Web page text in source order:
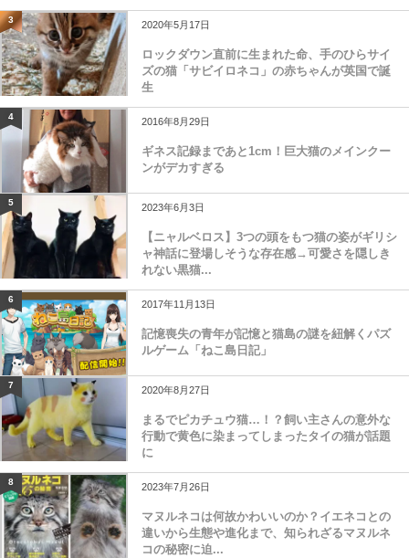
3 2020年5月17日
ロックダウン直前に生まれた命、手のひらサイ
ズの猫「サビイロネコ」の赤ちゃんが英国で誕
生
4 2016年8月29日
ギネス記録まであと1cm！巨大猫のメインクー
ンがデカすぎる
5 2023年6月3日
【ニャルベロス】3つの頭をもつ猫の姿がギリシ
ャ神話に登場しそうな存在感→可愛さを隠しき
れない黒猫...
6 2017年11月13日
記憶喪失の青年が記憶と猫島の謎を紐解くパズ
ルゲーム「ねこ島日記」
7 2020年8月27日
まるでピカチュウ猫…！？飼い主さんの意外な
行動で黄色に染まってしまったタイの猫が話題
に
8 2023年7月26日
マヌルネコは何故かわいいのか？イエネコとの
違いから生態や進化まで、知られざるマヌルネ
コの秘密に迫...